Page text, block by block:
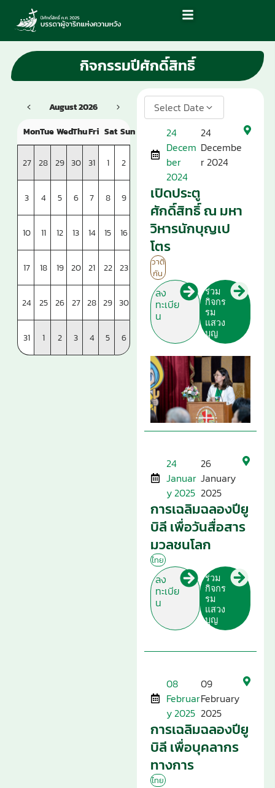
กิจกรรมปีศักดิ์สิทธิ์
August 2026
MonTueWedThuFri Sat Sun
27 28 29 30 31 1 2
3 4 5 6 7 8 9
10 11 12 13 14 15 16
17 18 19 20 21 22 23
24 25 26 27 28 29 30
31 1 2 3 4 5 6
Select Date
24
Decem
ber
2024
24
Decembe
r 2024
เปิดประตู
ศักดิ์สิทธิ์ ณ มหา
วิหารนักบุญเป
โตร
วาติ
กัน
ลง
ทะเบีย
น
ร่วม
กิจกร
รม
แสวง
บุญ
24
Januar
y 2025
26
January
2025
การเฉลิมฉลองปียู
บิลี เพื่อวันสื่อสาร
มวลชนโลก
ไทย
ลง
ทะเบีย
น
ร่วม
กิจกร
รม
แสวง
บุญ
08
Februar
y 2025
09
February
2025
การเฉลิมฉลองปียู
บิลี เพื่อบุคลากร
ทางการ
ไทย